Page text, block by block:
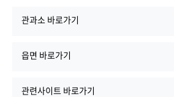
관과소 바로가기
읍면 바로가기
관련사이트 바로가기